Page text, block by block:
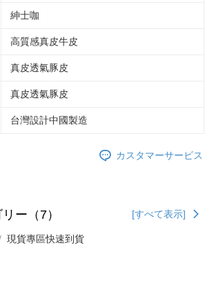
紳士咖
高質感真皮牛皮
真皮透氣豚皮
真皮透氣豚皮
台灣設計中國製造
カスタマーサービス
ー（7） [すべて表示]
現貨專區快速到貨